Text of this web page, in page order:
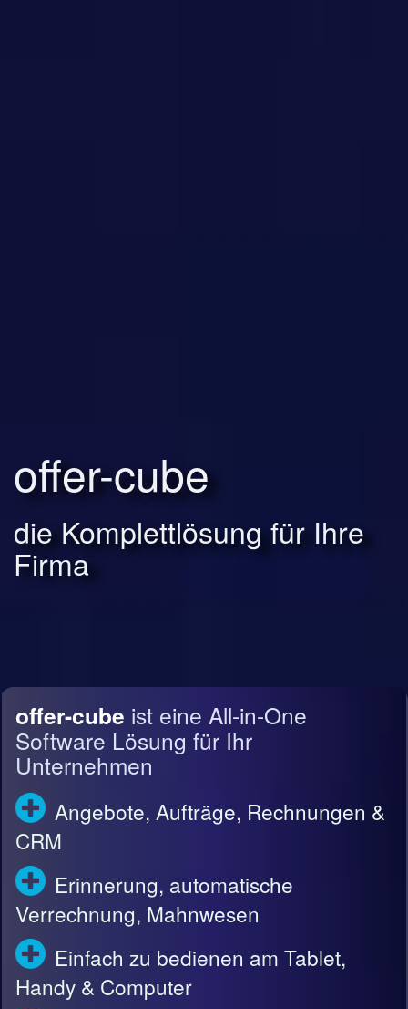
offer-cube
die Komplettlösung für Ihre
Firma
offer-cube ist eine All-in-One
Software Lösung für Ihr
Unternehmen
Angebote, Aufträge, Rechnungen &
CRM
Erinnerung, automatische
Verrechnung, Mahnwesen
Einfach zu bedienen am Tablet,
Handy & Computer